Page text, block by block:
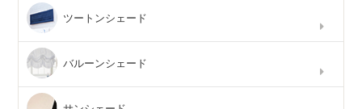
ツートンシェード
バルーンシェード